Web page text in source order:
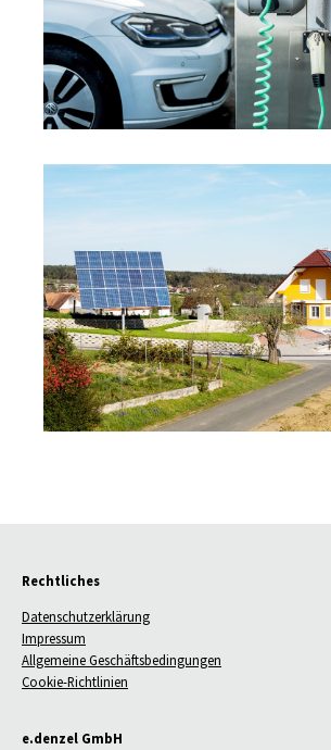
Rechtliches
Datenschutzerklärung
Impressum
Allgemeine Geschäftsbedingungen
Cookie-Richtlinien
e.denzel GmbH